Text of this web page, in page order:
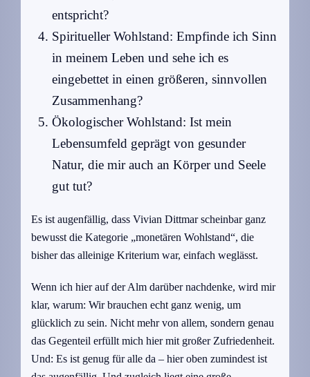
entspricht?
Spiritueller Wohlstand: Empfinde ich Sinn
in meinem Leben und sehe ich es
eingebettet in einen größeren, sinnvollen
Zusammenhang?
Ökologischer Wohlstand: Ist mein
Lebensumfeld geprägt von gesunder
Natur, die mir auch an Körper und Seele
gut tut?
Es ist augenfällig, dass Vivian Dittmar scheinbar ganz
bewusst die Kategorie „monetären Wohlstand“, die
bisher das alleinige Kriterium war, einfach weglässt.
Wenn ich hier auf der Alm darüber nachdenke, wird mir
klar, warum: Wir brauchen echt ganz wenig, um
glücklich zu sein. Nicht mehr von allem, sondern genau
das Gegenteil erfüllt mich hier mit großer Zufriedenheit.
Und: Es ist genug für alle da – hier oben zumindest ist